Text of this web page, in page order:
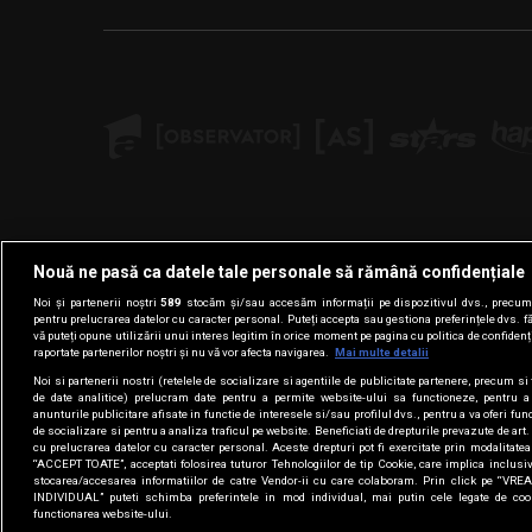
Nouă ne pasă ca datele tale personale să rămână confidențiale
Noi și partenerii noștri589 stocăm și/sau accesăm informații pe dispozitivul dvs.,
pentru prelucrarea datelor cu caracter personal. Puteți accepta sau gestiona preferințele dvs.
vă puteți opune utilizării unui interes legitim în orice moment pe pagina cu politica de
raportate partenerilor noștri și nu vă vor afecta navigarea.
Mai multe detalii
Noi si partenerii nostri (retelele de socializare si agentiile de publicitate partenere, precum
de date analitice) prelucram date pentru a permite website-ului sa functioneze, pentru
anunturile publicitare afisate in functie de interesele si/sau profilul dvs., pentru a va oferi
de socializare si pentru a analiza traficul pe website. Beneficiati de drepturile prevazute de
cu prelucrarea datelor cu caracter personal. Aceste drepturi pot fi exercitate prin
“ACCEPT TOATE”, acceptati folosirea tuturor Tehnologiilor de tip Cookie, care implica
stocarea/accesarea informatiilor de catre Vendor-ii cu care colaboram. Prin click pe
INDIVIDUAL” puteti schimba preferintele in mod individual, mai putin cele legate de
functionarea website-ului.